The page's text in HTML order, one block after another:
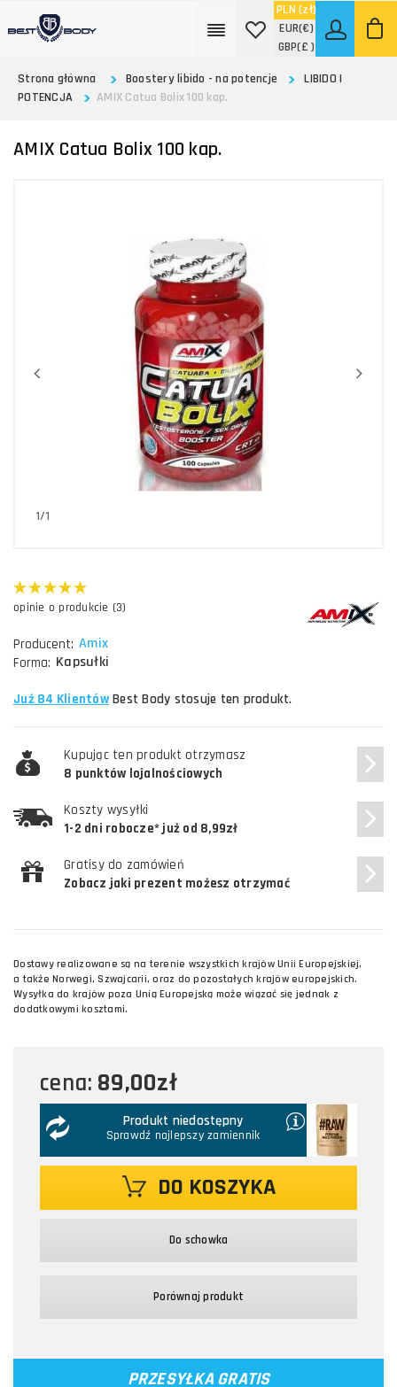
PLN (zł)
EUR(€)
GBP(£ )
Strona główna
Boostery libido - na potencje
LIBIDO I
POTENCJA
AMIX Catua Bolix 100 kap.
AMIX Catua Bolix 100 kap.
1/1
opinie o produkcie (3)
Producent: Amix
Forma: Kapsułki
Już 84 KlientówBest Body stosuje ten produkt.
Kupując ten produkt otrzymasz
8 punktów lojalnościowych
Koszty wysyłki
1-2 dni robocze* już od 8,99zł
Gratisy do zamówień
Zobacz jaki prezent możesz otrzymać
Dostawy realizowane są na terenie wszystkich krajów Unii Europejskiej,
a także Norwegi, Szwajcarii, oraz do pozostałych krajów europejskich.
Wysyłka do krajów poza Unią Europejską może wiązać się jednak z
dodatkowymi kosztami.
cena: 89,00zł
Produkt niedostępny
Sprawdź najlepszy zamiennik
DO KOSZYKA
Do schowka
Porównaj produkt
PRZESYŁKA GRATIS